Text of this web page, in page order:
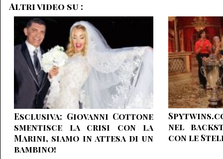
Altri video su :
Esclusiva: Giovanni Cottone
smentisce la crisi con la
Marini, siamo in attesa di un
bambino!
nel
con le